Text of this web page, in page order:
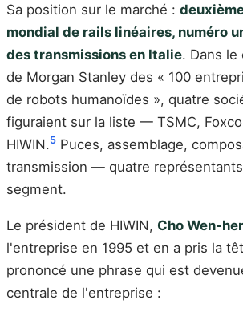
Sa position sur le marché :
mondial de rails linéaires, numéro
des transmissions en Italie. Dans le
de Morgan Stanley des « 100
de robots humanoïdes », quatre
figuraient sur la liste — TSMC,
HIWIN.5 Puces, assemblage,
transmission — quatre
segment.
Le président de HIWIN, Cho Wen-
l'entreprise en 1995 et en a pris la
prononcé une phrase qui est
centrale de l'entreprise :